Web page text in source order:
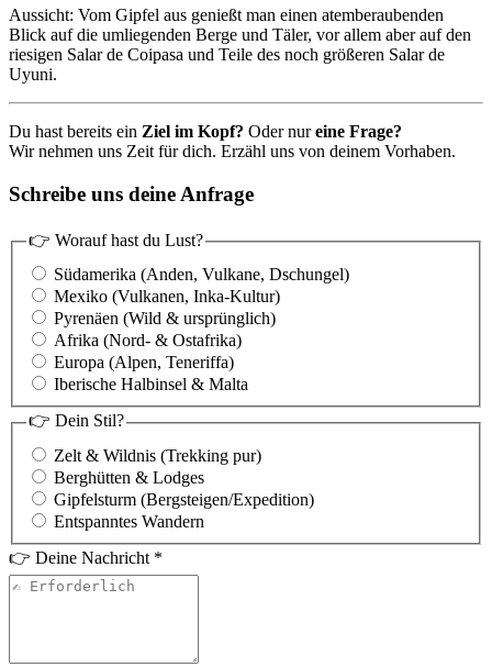
Aussicht: Vom Gipfel aus genießt man einen atemberaubenden
Blick auf die umliegenden Berge und Täler, vor allem aber auf den
riesigen Salar de Coipasa und Teile des noch größeren Salar de
Uyuni.
Du hast bereits ein Ziel im Kopf? Oder nureine Frage?
Wir nehmen uns Zeit für dich. Erzähl uns von deinem Vorhaben.
Schreibe uns deine Anfrage
👉 Worauf hast du Lust?
Südamerika (Anden, Vulkane, Dschungel)
Mexiko (Vulkanen, Inka-Kultur)
Pyrenäen (Wild & ursprünglich)
Afrika (Nord- & Ostafrika)
Europa (Alpen, Teneriffa)
Iberische Halbinsel & Malta
👉 Dein Stil?
Zelt & Wildnis (Trekking pur)
Berghütten & Lodges
Gipfelsturm (Bergsteigen/Expedition)
Entspanntes Wandern
👉 Deine Nachricht *